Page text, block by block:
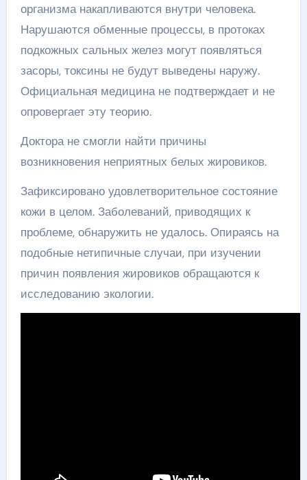
организма накапливаются внутри человека.
Нарушаются обменные процессы, в протоках
подкожных сальных желез могут появляться
засоры, токсины не будут выведены наружу.
Официальная медицина не подтверждает и не
опровергает эту теорию.
Доктора не смогли найти причины
возникновения неприятных белых жировиков.
Зафиксировано удовлетворительное состояние
кожи в целом. Заболеваний, приводящих к
проблеме, обнаружить не удалось. Опираясь на
подобные нетипичные случаи, при изучении
причин появления жировиков обращаются к
исследованию экологии.